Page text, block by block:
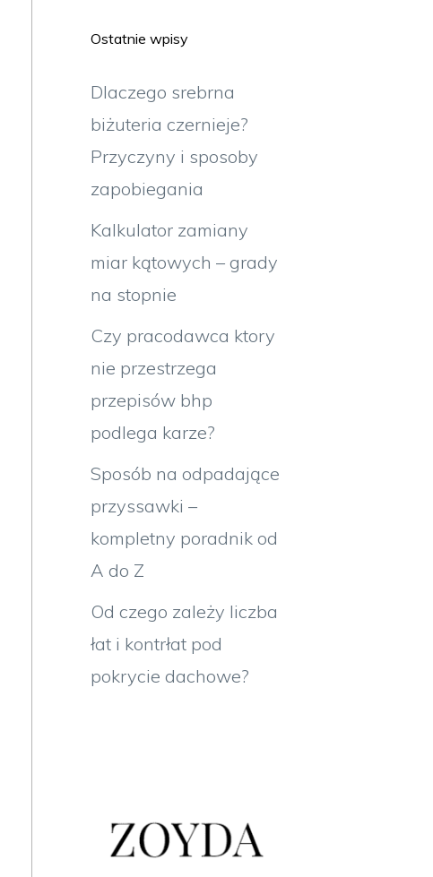
Ostatnie wpisy
Dlaczego srebrna
biżuteria czernieje?
Przyczyny i sposoby
zapobiegania
Kalkulator zamiany
miar kątowych – grady
na stopnie
Czy pracodawca ktory
nie przestrzega
przepisów bhp
podlega karze?
Sposób na odpadające
przyssawki –
kompletny poradnik od
A do Z
Od czego zależy liczba
łat i kontrłat pod
pokrycie dachowe?